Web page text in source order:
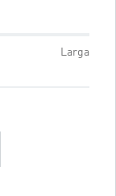
Larga